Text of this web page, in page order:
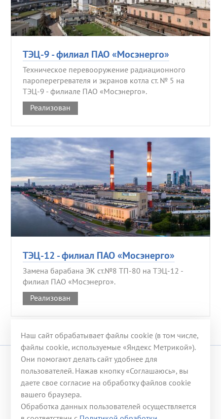
ТЭЦ-9 - филиал ПАО «Мосэнерго»
Техническое перевооружение радиационного
пароперегревателя и экранов котла ст. № 5 на
ТЭЦ-9 - филиале ПАО «Мосэнерго».
Реализован
ТЭЦ-12 - филиал ПАО «Мосэнерго»
Замена барабана ЭК ст.№8 ТП-80 на ТЭЦ-12 -
филиал ПАО «Мосэнерго».
Реализован
© 2008-2026 ООО «ГЭХ ТЭР»
117246, г. Москва, ул. Херсонская, д. 43, корп. 3
Телефон: +7 (499) 653-53-07
Эл. почта: office@gehter.ru
Наш сайт обрабатывает файлы cookie (в том числе,
файлы cookie, используемые «Яндекс Метрикой»).
Они помогают делать сайт удобнее для
пользователей. Нажав кнопку «Соглашаюсь», вы
даете свое согласие на обработку файлов cookie
вашего браузера.
Обработка данных пользователей осуществляется